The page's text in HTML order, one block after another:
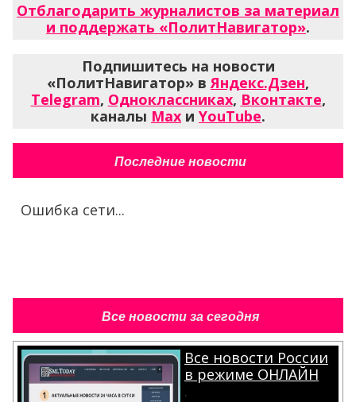
Отблагодарить журналистов за материал
и поддержать «ПолитНавигатор».
Подпишитесь на новости
«ПолитНавигатор» вЯндекс.Дзен,
Telegram, Одноклассниках, Вконтакте,
каналы Max и YouTube.
Последние новости
Ошибка сети...
Все новости за сегодня
Все новости России
в режиме ОНЛАЙН
.